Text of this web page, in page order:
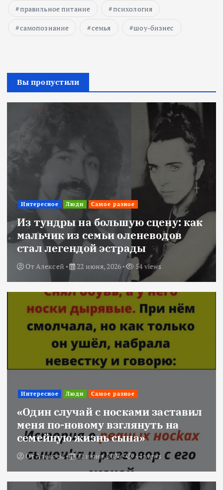
правильное питание
психология
самопознание
семья шоу-бизнес
Вы пропустили
Интересное Люди Самое разное
Из тундры на большую сцену: как
мальчик из семьи оленеводов
стал легендой эстрады
ОтАлексей 22 июня, 2026 54 views
Интересное Люди Самое разное
«Один случай с носками заставил
меня по-новому взглянуть на
семейную жизнь сына»
ОтАлексей 22 июня, 2026 44 views